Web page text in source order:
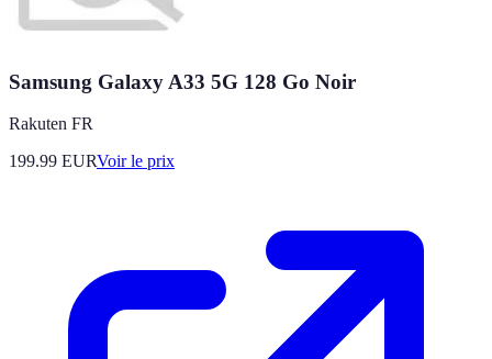
Samsung Galaxy A33 5G 128 Go Noir
Rakuten FR
199.99 EURVoir le prix